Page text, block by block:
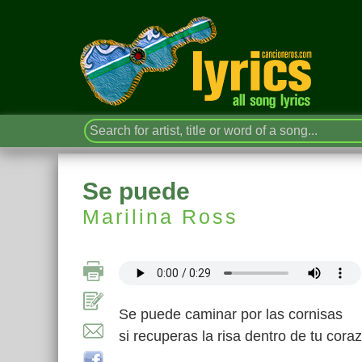
Se puede
Marilina Ross
Se puede caminar por las cornisas
si recuperas la risa dentro de tu